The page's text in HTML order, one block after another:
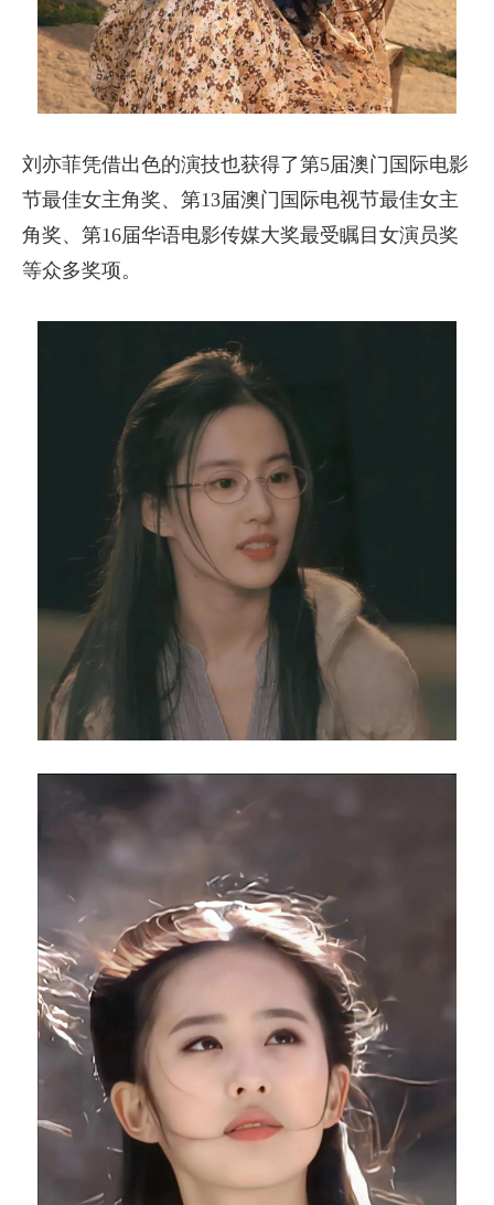
刘亦菲凭借出色的演技也获得了第5届澳门国际电影
节最佳女主角奖、第13届澳门国际电视节最佳女主
角奖、第16届华语电影传媒大奖最受瞩目女演员奖
等众多奖项。